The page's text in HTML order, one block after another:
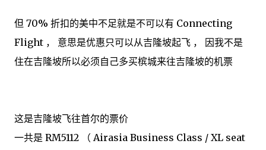
但 70% 折扣的美中不足就是不可以有 Connecting
Flight ， 意思是优惠只可以从吉隆坡起飞 ， 因我不是
住在吉隆坡所以必须自己多买槟城来往吉隆坡的机票
这是吉隆坡飞往首尔的票价
一共是 RM5112 （ Airasia Business Class / XL seat